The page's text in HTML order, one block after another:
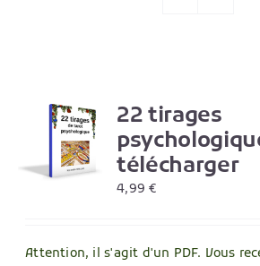
22 tirages
télécharger
4,99€
Attention, il s'agit d'un PDF. Vous